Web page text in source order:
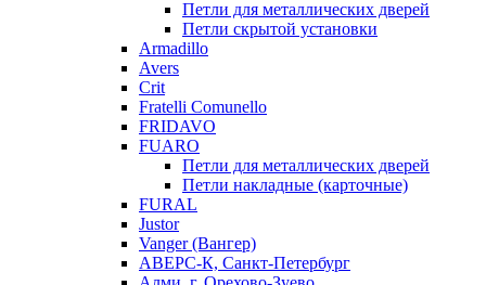
Петли для металлических дверей
Петли скрытой установки
Armadillo
Avers
Crit
Fratelli Comunello
FRIDAVO
FUARO
Петли для металлических дверей
Петли накладные (карточные)
FURAL
Justor
Vanger (Вангер)
АВЕРС-К, Санкт-Петербург